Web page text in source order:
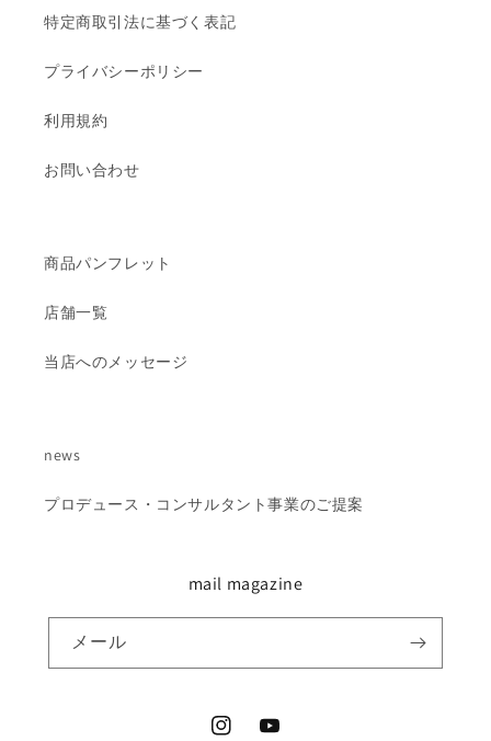
特定商取引法に基づく表記
プライバシーポリシー
利用規約
お問い合わせ
商品パンフレット
店舗一覧
当店へのメッセージ
news
プロデュース・コンサルタント事業のご提案
mail magazine
メール